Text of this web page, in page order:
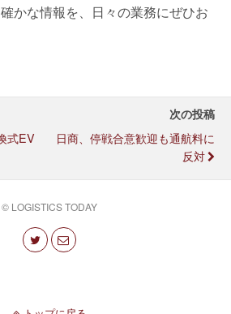
かな情報を、日々の業務にぜひお
式EV
次の投稿
日商、停戦合意歓迎も通航料に
反対
© LOGISTICS TODAY